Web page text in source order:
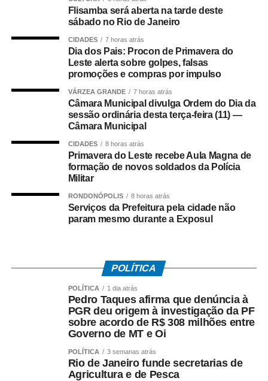
excepcionais para se consolidar como destino turístico de
referência internacional, gerando desenvolvimento
econômico sem renunciar à preservação.
Este texto detalha fundamentos, dados concretos,
oportunidades e diretrizes para estruturar esse
crescimento, alinhando potencial local, demanda global e
responsabilidade compartilhada entre setor público,
iniciativa privada e comunidades.
1. Um Tesouro Natural e Histórico com Números
A região conta com atrativos únicos respaldados por
dados técnicos:
Pantanal Norte; a chance de avistamento da
onça‑pintada na natureza chega a 85% na estação seca
— uma das maiores do mundo.
– Áreas protegidas: O Parque Estadual Serra Ricardo
Franco detém 150 mil hectares de ecossistemas
preservados; a Cachoeira do Jatobá, com 240 metros de
queda, é a maior de Mato Grosso.
Flisamba será aberta na tarde deste
sábado no Rio de Janeiro
CIDADES 7 horas atrás
Dia dos Pais: Procon de Primavera do
Leste alerta sobre golpes, falsas
promoções e compras por impulso
VÁRZEA GRANDE 7 horas atrás
Câmara Municipal divulga Ordem do Dia da
sessão ordinária desta terça-feira (11) —
Câmara Municipal
CIDADES 8 horas atrás
Primavera do Leste recebe Aula Magna de
formação de novos soldados da Polícia
Militar
RONDONÓPOLIS 8 horas atrás
Serviços da Prefeitura pela cidade não
param mesmo durante a Exposul
POLÍTICA
POLÍTICA 1 dia atrás
Pedro Taques afirma que denúncia à
PGR deu origem à investigação da PF
sobre acordo de R$ 308 milhões entre
Governo de MT e Oi
POLÍTICA 3 semanas atrás
Rio de Janeiro funde secretarias de
Agricultura e de Pesca